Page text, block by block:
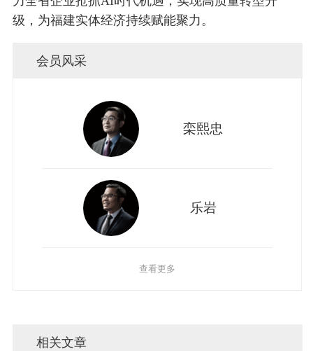
级，为福建实体经济持续赋能聚力。
会员风采
栾熙忠
乐岩
查看更多
相关文章